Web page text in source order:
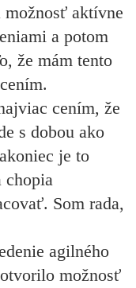
aktívne
a potom
že mám tento
cením, že
s dobou ako
je to
chopia
Som rada,
agilného
možnosť